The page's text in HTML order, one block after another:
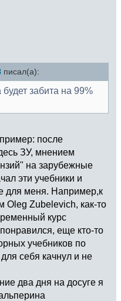
писал(а):
забита на 99%
после
ЗУ, мнением
на зарубежные
эти учебники и
для меня. Например,к
Zubelevich, как-то
курс
еще кто-то
учебников по
себя качнул и не
два дня на досуге я